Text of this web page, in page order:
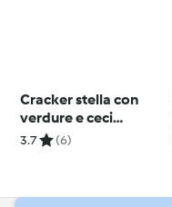
Cracker stella con
verdure e ceci
insaporiti
3.7 (6)